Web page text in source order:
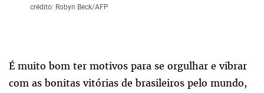
crédito: Robyn Beck/AFP
É muito bom ter motivos para se orgulhar e vibrar
com as bonitas vitórias de brasileiros pelo mundo,